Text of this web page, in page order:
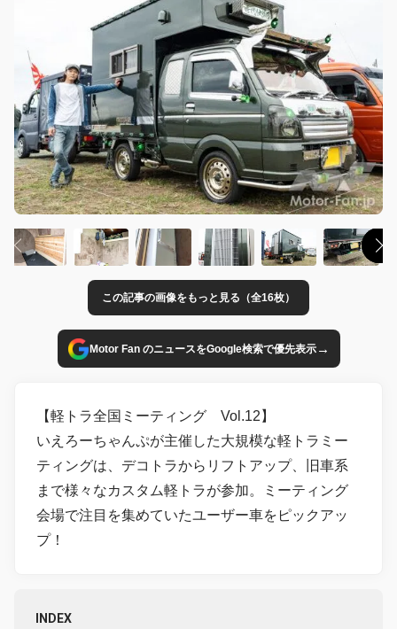
この記事の画像をもっと見る（全16枚）
Motor Fan のニュースをGoogle検索で優先表示→
【軽トラ全国ミーティング Vol.12】
いえろーちゃんぷが主催した大規模な軽トラミー
ティングは、デコトラからリフトアップ、旧車系
まで様々なカスタム軽トラが参加。ミーティング
会場で注目を集めていたユーザー車をピックアッ
プ！
INDEX